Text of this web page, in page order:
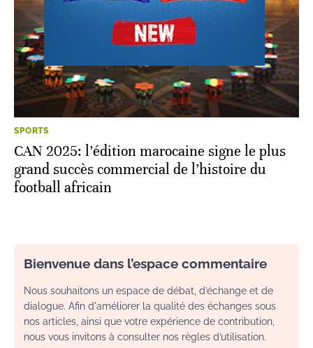
SPORTS
CAN 2025: l’édition marocaine signe le plus
grand succès commercial de l’histoire du
football africain
Bienvenue dans l’espace commentaire
Nous souhaitons un espace de débat, d’échange et de
dialogue. Afin d'améliorer la qualité des échanges sous
nos articles, ainsi que votre expérience de contribution,
nous vous invitons à consulter nos règles d’utilisation.